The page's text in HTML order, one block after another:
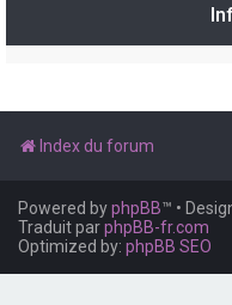
Index du forum
Powered byphpBB™ •
Traduit parphpBB-fr.com
Optimized by: phpBB SEO